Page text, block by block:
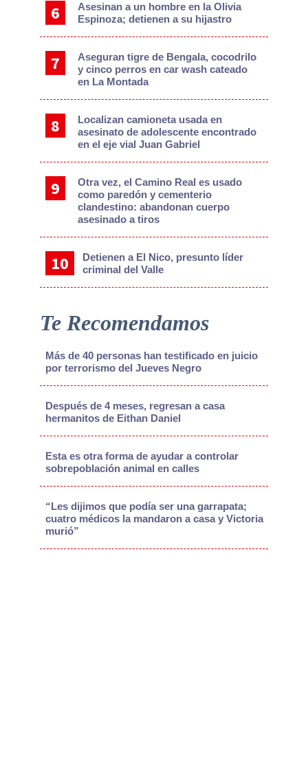
Asesinan a un hombre en la Olivia
Espinoza; detienen a su hijastro
Aseguran tigre de Bengala, cocodrilo
y cinco perros en car wash cateado
en La Montada
Localizan camioneta usada en
asesinato de adolescente encontrado
en el eje vial Juan Gabriel
Otra vez, el Camino Real es usado
como paredón y cementerio
clandestino: abandonan cuerpo
asesinado a tiros
Detienen a El Nico, presunto líder
criminal del Valle
Te Recomendamos
Más de 40 personas han testificado en juicio
por terrorismo del Jueves Negro
Después de 4 meses, regresan a casa
hermanitos de Eithan Daniel
Esta es otra forma de ayudar a controlar
sobrepoblación animal en calles
“Les dijimos que podía ser una garrapata;
cuatro médicos la mandaron a casa y Victoria
murió”